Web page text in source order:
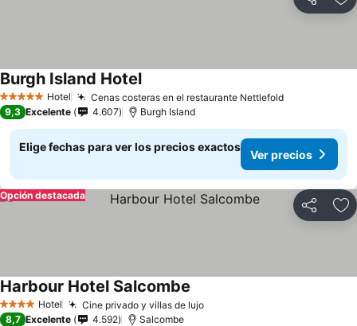
Compartir
5 Estrellas Hotel Cenas costeras en el restaurante Nettlefold
Burgh Island Hotel
9,3 Excelente 4.607 Burgh Island
Elige fechas para ver los precios exactos
Ver precios
Compartir
Opción destacada
4 EstrellasHotel Cine privado y villas de lujo
Harbour Hotel Salcombe
8,7 Excelente 4.592 Salcombe